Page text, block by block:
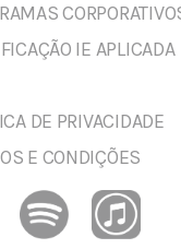
IE APLICADA
DE PRIVACIDADE
E CONDIÇÕES